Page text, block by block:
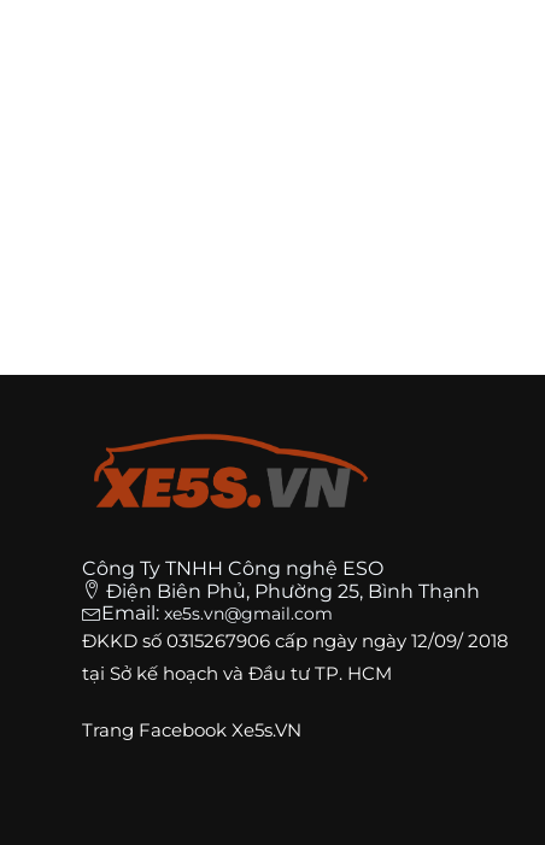
Công Ty TNHH Công nghệ ESO
Điện Biên Phủ, Phường 25, Bình Thạnh
Email: xe5s.vn@gmail.com
ĐKKD số 0315267906 cấp ngày ngày 12/09/ 2018
tại Sở kế hoạch và Đầu tư TP. HCM
Trang Facebook Xe5s.VN